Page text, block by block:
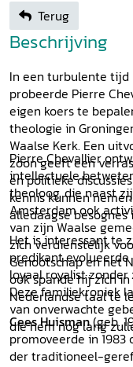
Terug
Beschrijving
In een turbulente tijd
probeerde Pierre
eigen koers te
theologie in
Waalse Kerk. Een
zoon geeft een
en politieke
kennis kunnen
alledaagse besognes
Pierre Chevallier
intellectuele
theoloog, die naast
Amsterdam ook
van zijn Waalse
zich verdienstelijk
Genootschap en het
ook spande hij zich
Nederlandse taal te
Het is interessant te
predikant
loyaal royalist
Deze familiekroniek
van onverwachte
die hem nog lang
Cees Huisman(geb.
promoveerde in
der traditioneel-